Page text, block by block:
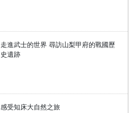
走進武士的世界 尋訪山梨甲府的戰國歷
史遺跡
感受知床大自然之旅